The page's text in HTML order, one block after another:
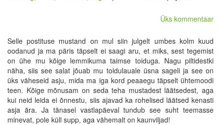
Üks kommentaar
Selle postituse mustand on mul siin julgelt umbes kolm kuud
oodanud ja ma päris täpselt ei saagi aru, et miks, sest tegemist
on ühe mu kõige lemmikuma taimse toiduga. Nagu piltidestki
näha, siis see salat jõuab mu toidulauale üsna sageli ja see on
üks väheseid asju, mida ma iga kord peaaegu täpselt ühtemoodi
teen. Kõige mõnusam on seda teha mustadest läätsedest, aga
kui neid leida ei õnnestu, siis ajavad ka rohelised läätsed kenasti
asja ära. Ja tänasel vastlapäeval tundub see suht teemasse
minevat, pole küll supp, aga vähemalt on kaunviljad!